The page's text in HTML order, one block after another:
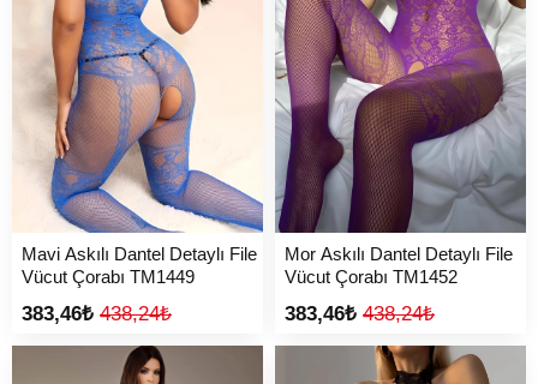
Mavi Askılı Dantel Detaylı File
Vücut Çorabı TM1449
383,46₺ 438,24₺
Mor Askılı Dantel Detaylı File
Vücut Çorabı TM1452
383,46₺ 438,24₺